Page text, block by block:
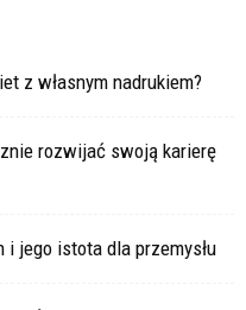
z własnym nadrukiem?
rozwijać swoją karierę
jego istota dla przemysłu